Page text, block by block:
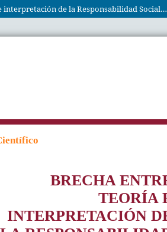
Brecha entre teoría e interpretación de la Responsabilidad Social interna en los profesionales de Gestión Humana